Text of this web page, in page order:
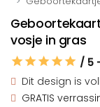
vosje in gras
/ 5
Dit design is
GRATIS